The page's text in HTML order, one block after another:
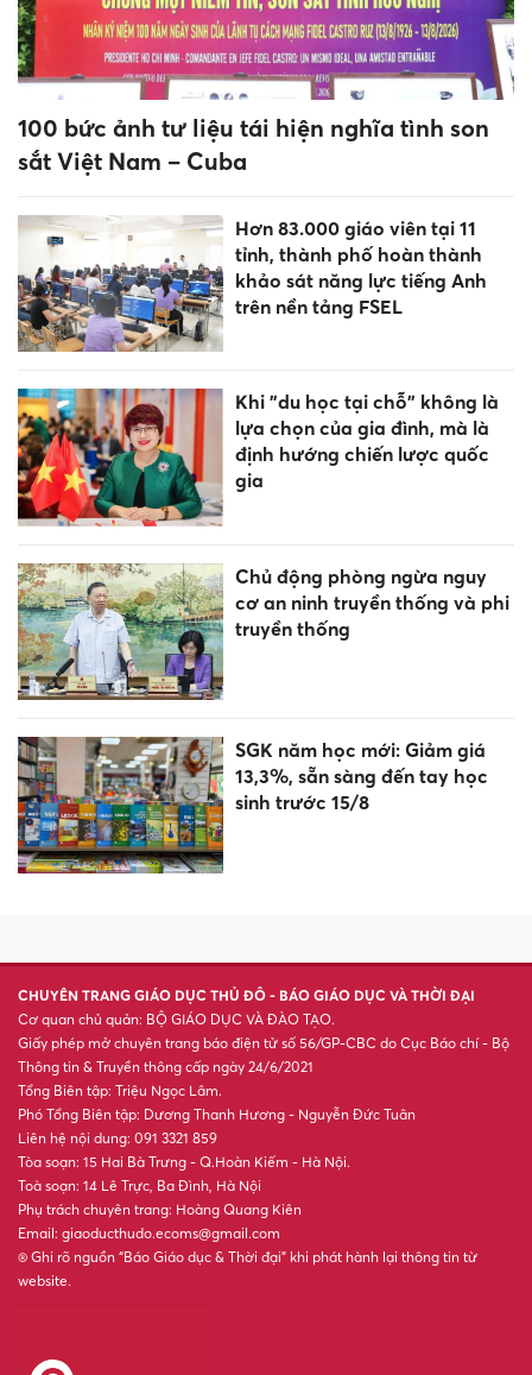
100 bức ảnh tư liệu tái hiện nghĩa tình son
sắt Việt Nam – Cuba
Hơn 83.000 giáo viên tại 11
tỉnh, thành phố hoàn thành
khảo sát năng lực tiếng Anh
trên nền tảng FSEL
Khi "du học tại chỗ" không là
lựa chọn của gia đình, mà là
định hướng chiến lược quốc
gia
Chủ động phòng ngừa nguy
cơ an ninh truyền thống và phi
truyền thống
SGK năm học mới: Giảm giá
13,3%, sẵn sàng đến tay học
sinh trước 15/8
CHUYÊN TRANG GIÁO DỤC THỦ ĐÔ - BÁO GIÁO DỤC VÀ THỜI ĐẠI
Cơ quan chủ quản: BỘ GIÁO DỤC VÀ ĐÀO TẠO.
Giấy phép mở chuyên trang báo điện tử số 56/GP-CBC do Cục Báo chí - Bộ
Thông tin & Truyền thông cấp ngày 24/6/2021
Tổng Biên tập: Triệu Ngọc Lâm.
Phó Tổng Biên tập: Dương Thanh Hương - Nguyễn Đức Tuân
Liên hệ nội dung: 091 3321 859
Tòa soạn: 15 Hai Bà Trưng - Q.Hoàn Kiếm - Hà Nội.
Toà soạn: 14 Lê Trực, Ba Đình, Hà Nội
Phụ trách chuyên trang: Hoàng Quang Kiên
Email: giaoducthudo.ecoms@gmail.com
® Ghi rõ nguồn “Báo Giáo dục & Thời đại” khi phát hành lại thông tin từ
website.